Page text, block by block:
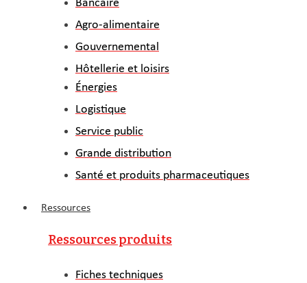
Bancaire
Agro-alimentaire
Gouvernemental
Hôtellerie et loisirs
Énergies
Logistique
Service public
Grande distribution
Santé et produits pharmaceutiques
Ressources
Ressources produits
Fiches techniques